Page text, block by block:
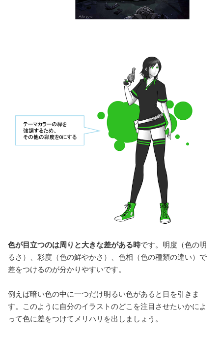
色が目立つのは周りと大きな差がある時です。明度（色の明
るさ）、彩度（色の鮮やかさ）、色相（色の種類の違い）で
差をつけるのが分かりやすいです。
例えば暗い色の中に一つだけ明るい色があると目を引きま
す。このように自分のイラストのどこを注目させたいかによ
って色に差をつけてメリハリを出しましょう。